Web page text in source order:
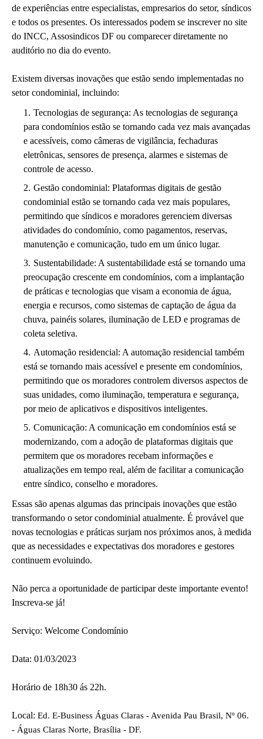
de experiências entre especialistas, empresarios do setor, síndicos
e todos os presentes. Os interessados podem se inscrever no site
do INCC, Assosindicos DF ou comparecer diretamente no
auditório no dia do evento.
Existem diversas inovações que estão sendo implementadas no
setor condominial, incluindo:
Tecnologias de segurança: As tecnologias de segurança
para condomínios estão se tornando cada vez mais avançadas
e acessíveis, como câmeras de vigilância, fechaduras
eletrônicas, sensores de presença, alarmes e sistemas de
controle de acesso.
Gestão condominial: Plataformas digitais de gestão
condominial estão se tornando cada vez mais populares,
permitindo que síndicos e moradores gerenciem diversas
atividades do condomínio, como pagamentos, reservas,
manutenção e comunicação, tudo em um único lugar.
Sustentabilidade: A sustentabilidade está se tornando uma
preocupação crescente em condomínios, com a implantação
de práticas e tecnologias que visam a economia de água,
energia e recursos, como sistemas de captação de água da
chuva, painéis solares, iluminação de LED e programas de
coleta seletiva.
Automação residencial: A automação residencial também
está se tornando mais acessível e presente em condomínios,
permitindo que os moradores controlem diversos aspectos de
suas unidades, como iluminação, temperatura e segurança,
por meio de aplicativos e dispositivos inteligentes.
Comunicação: A comunicação em condomínios está se
modernizando, com a adoção de plataformas digitais que
permitem que os moradores recebam informações e
atualizações em tempo real, além de facilitar a comunicação
entre síndico, conselho e moradores.
Essas são apenas algumas das principais inovações que estão
transformando o setor condominial atualmente. É provável que
novas tecnologias e práticas surjam nos próximos anos, à medida
que as necessidades e expectativas dos moradores e gestores
continuem evoluindo.
Não perca a oportunidade de participar deste importante evento!
Inscreva-se já!
Serviço: Welcome Condomínio
Data: 01/03/2023
Horário de 18h30 ás 22h.
Local: Ed. E-Business Águas Claras - Avenida Pau Brasil, Nº 06.
- Águas Claras Norte, Brasília - DF.